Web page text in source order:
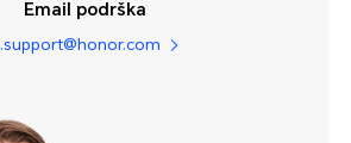
Email podrška